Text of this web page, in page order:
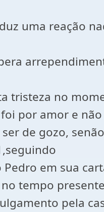
uma reação
tristeza no
por amor e
de gozo,
em sua
tempo
pela